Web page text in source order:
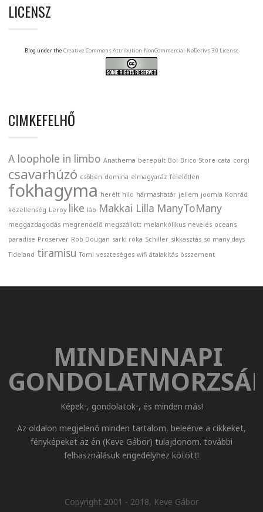
LICENSZ
Blog under the Creative Commons Attribution-NonCommercial-NoDerivs 3.0 License
CIMKEFELHŐ
A loophole in limbo Anathema berepült Boi Brico Store cata corgi
csavarhúzó csőben domina elmagyaráz felelőtlen
fokhagyma herélt hilo hármashatár jellem joomla Konrád
közellenség Leroy like láb Makkai Lilla ManyToMany
meggazdagodás megrendelő megszállott melankólikus nevelés oceans
paradise Proserver Rob Dougan sarki róka Schiller sikkasztás so many days
Tideland tiramisu Tomi veszteséges wifi átalakítás összement
MINDENNAPI
Képek-, gondolatok-, és minden más!
Az oldalon megjelenő minden tartalom, beleérve a cikkeket,
fényképeket az én (Keve Gábor) tulajdonom. további
felhasználásuk engedélyhez kötött!
Copyright 2001 - 2018, Keve Gábor